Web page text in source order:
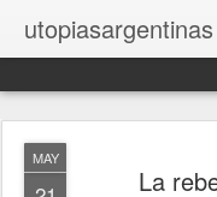
utopiasargentinas
MAY
La